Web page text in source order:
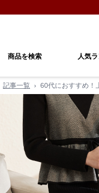
商品を検索 人気
記事一覧 › 60代におすすめ！